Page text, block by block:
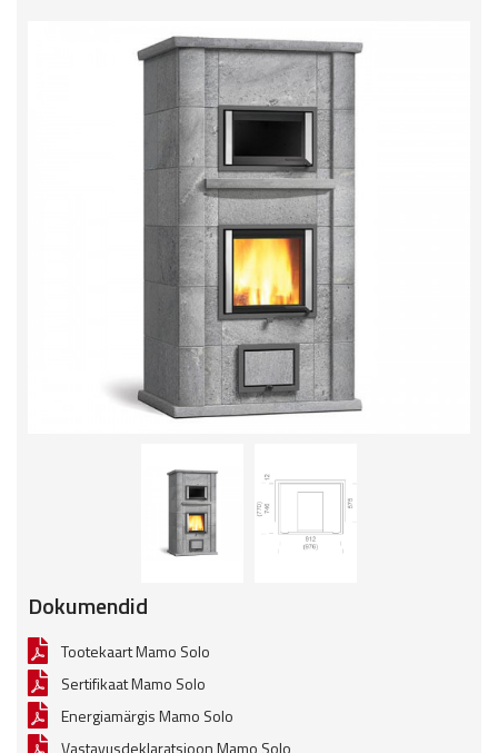
Dokumendid
Tootekaart Mamo Solo
Sertifikaat Mamo Solo
Energiamärgis Mamo Solo
Vastavusdeklaratsioon Mamo Solo